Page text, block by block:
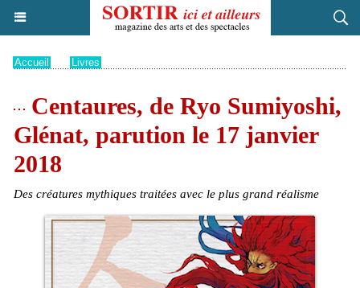
Accueil Livres
Centaures, de Ryo Sumiyoshi,
Glénat, parution le 17 janvier
2018
Des créatures mythiques traitées avec le plus grand réalisme